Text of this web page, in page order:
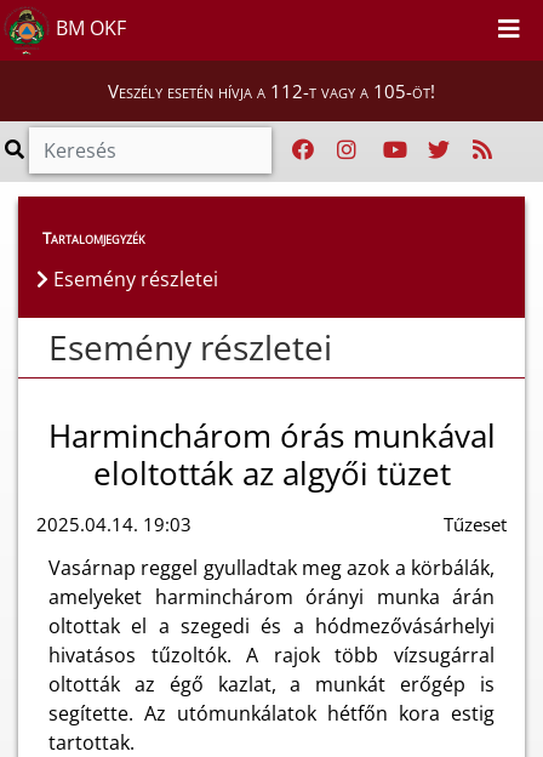
BM OKF
Veszély esetén hívja a 112-t vagy a 105-öt!
Esemény részletei
Tartalomjegyzék
Esemény részletei
Esemény részletei
Harminchárom órás munkával
eloltották az algyői tüzet
2025.04.14. 19:03 Tűzeset
Vasárnap reggel gyulladtak meg azok a körbálák,
amelyeket harminchárom órányi munka árán
oltottak el a szegedi és a hódmezővásárhelyi
hivatásos tűzoltók. A rajok több vízsugárral
oltották az égő kazlat, a munkát erőgép is
segítette. Az utómunkálatok hétfőn kora estig
tartottak.